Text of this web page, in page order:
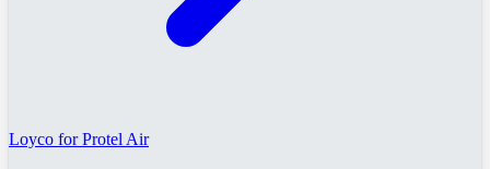
Loyco for Protel Air